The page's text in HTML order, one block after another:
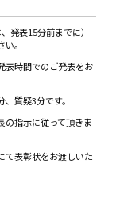
発表15分前までに）
。
表時間でのご発表をお
質疑3分です。
の指示に従って頂きま
て表彰状をお渡しいた